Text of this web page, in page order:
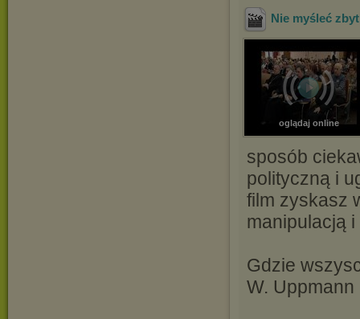
Nie myśleć
oglądaj online
sposób
polityczną i
film zyskasz
manipulacją
Gdzie
W. Uppmann